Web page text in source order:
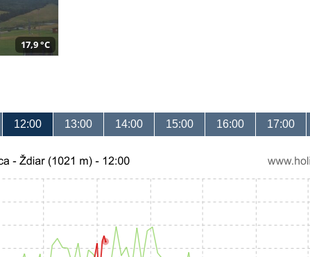
17,9 °C
12:00 13:00 14:00 15:00 16:00 17:00